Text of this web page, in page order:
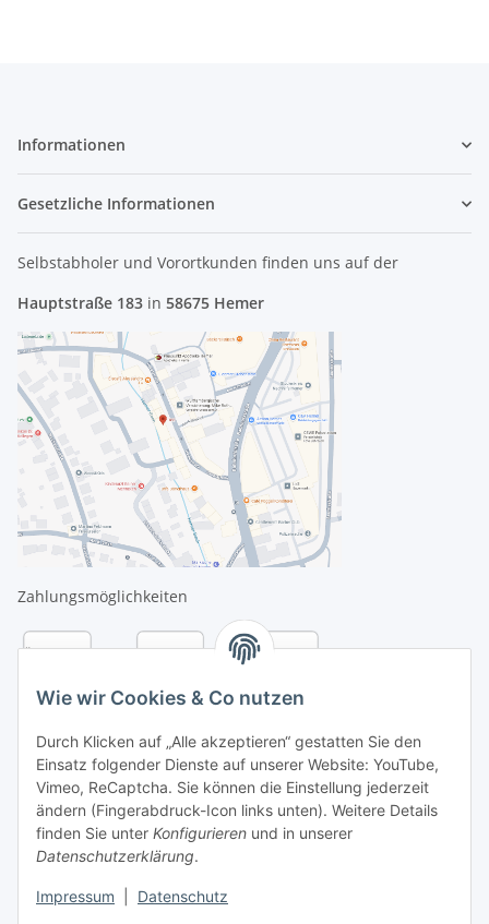
Wie wir Cookies & Co nutzen
Durch Klicken auf „Alle akzeptieren“ gestatten Sie den
Einsatz folgender Dienste auf unserer Website: YouTube,
Vimeo, ReCaptcha. Sie können die Einstellung jederzeit
ändern (Fingerabdruck-Icon links unten). Weitere Details
finden Sie unter Konfigurieren und in unserer
Datenschutzerklärung.
Impressum Datenschutz
Informationen
Gesetzliche Informationen
Selbstabholer und Vorortkunden finden uns auf der
Hauptstraße 183 in 58675 Hemer
Zahlungsmöglichkeiten